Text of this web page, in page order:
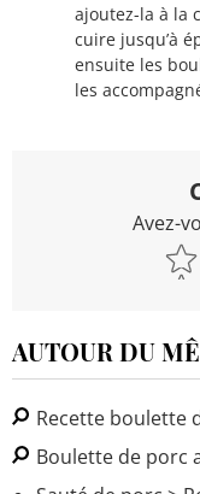
ajoutez-la à la
cuire jusqu’à
ensuite les
les
Avez-
AUTOUR DU
Recette boulette
Boulette de porc